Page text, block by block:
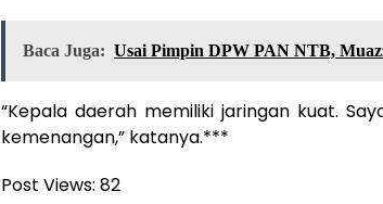
Baca Juga: Usai Pimpin DPW PAN NTB,
“Kepala daerah memiliki jaringan kuat.
kemenangan,” katanya.***
Post Views: 82